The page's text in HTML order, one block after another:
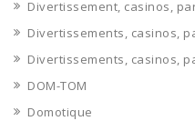
Divertissement, casinos,
Divertissements, casinos,
Divertissements, casinos,
DOM-TOM
Domotique